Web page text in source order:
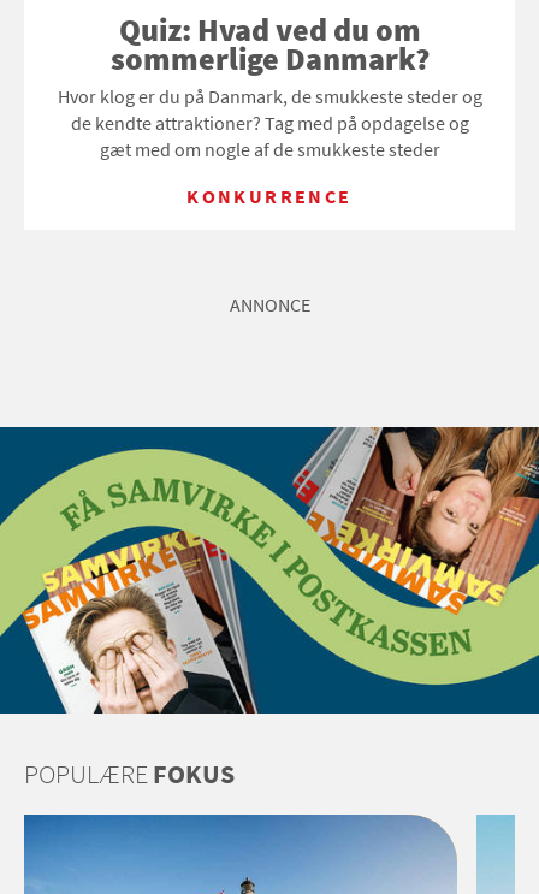
Quiz: Hvad ved du om
sommerlige Danmark?
Hvor klog er du på Danmark, de smukkeste steder og
de kendte attraktioner? Tag med på opdagelse og
gæt med om nogle af de smukkeste steder
KONKURRENCE
ANNONCE
POPULÆREFOKUS